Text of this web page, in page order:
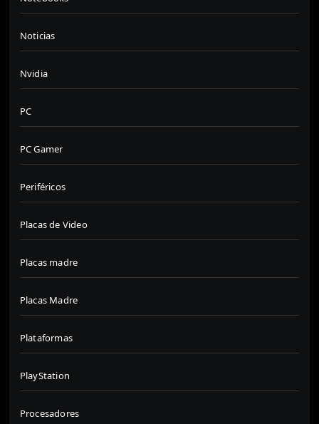
Noticias
Nvidia
PC
PC Gamer
Periféricos
Placas de Video
Placas madre
Placas Madre
Plataformas
PlayStation
Procesadores